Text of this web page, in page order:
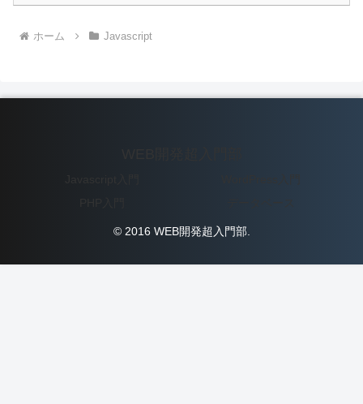
ホーム Javascript
© 2016 WEB開発超入門部.